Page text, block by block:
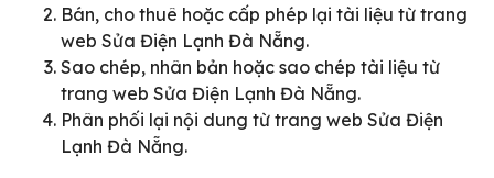
Bán, cho thuê hoặc cấp phép lại tài liệu từ trang
web Sửa Điện Lạnh Đà Nẵng.
Sao chép, nhân bản hoặc sao chép tài liệu từ
trang web Sửa Điện Lạnh Đà Nẵng.
Phân phối lại nội dung từ trang web Sửa Điện
Lạnh Đà Nẵng.